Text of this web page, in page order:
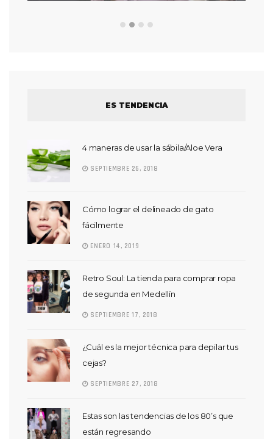
ES TENDENCIA
4 maneras de usar la sábila/Aloe Vera
SEPTIEMBRE 26, 2018
Cómo lograr el delineado de gato
fácilmente
ENERO 14, 2019
Retro Soul: La tienda para comprar ropa
de segunda en Medellín
SEPTIEMBRE 17, 2018
¿Cuál es la mejor técnica para depilar tus
cejas?
SEPTIEMBRE 27, 2018
Estas son las tendencias de los 80’s que
están regresando